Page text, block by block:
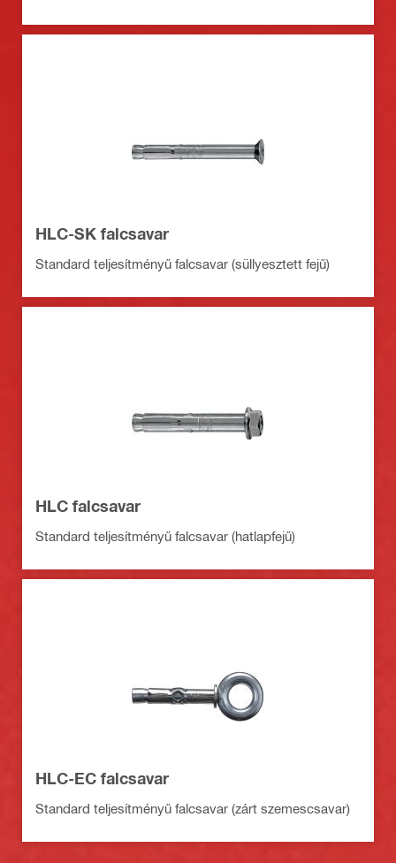
HLC-SK falcsavar
Standard teljesítményű falcsavar (süllyesztett fejű)
HLC falcsavar
Standard teljesítményű falcsavar (hatlapfejű)
HLC-EC falcsavar
Standard teljesítményű falcsavar (zárt szemescsavar)